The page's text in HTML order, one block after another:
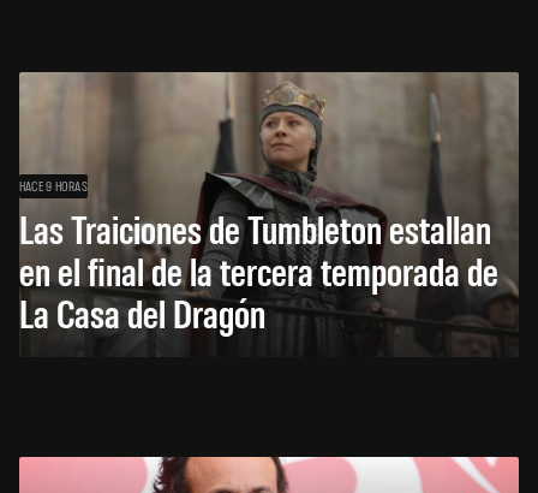
HACE 9 HORAS
Las Traiciones de Tumbleton estallan
en el final de la tercera temporada de
La Casa del Dragón